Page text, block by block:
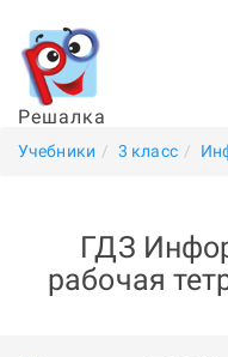
Решалка
Учебники 3 класс
ГДЗ
рабочая